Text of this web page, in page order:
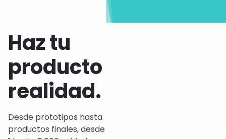
Haz tu
producto
realidad.
Desde prototipos hasta
productos finales, desde